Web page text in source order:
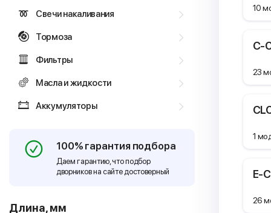
Свечи накаливания
Тормоза
Фильтры
Масла и жидкости
Аккумуляторы
100% гарантия подбора
Даем гарантию, что подбор
дворников на сайте достоверный
Длина, мм
10
C-
23
1
E-
26